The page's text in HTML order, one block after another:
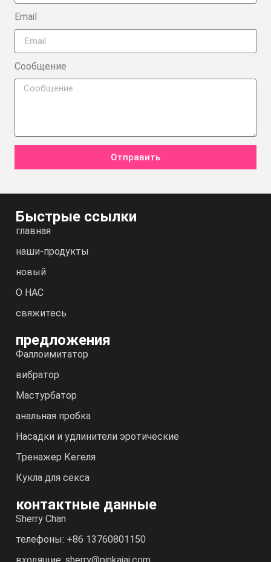
Email
Сообщение
Отправить
Быстрые ссылки
главная
наши-продукты
новый
О НАС
свяжитесь
предложения
Фаллоимитатор
вибратор
Мастурбатор
анальная пробка
Насадки и удлинители эротические
Тренажер Кегеля
Кукла для секса
контактные данные
Sherry Chan
телефоны: +86 13760801150